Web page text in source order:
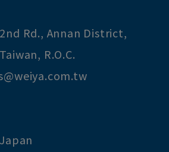
Rd., Annan District,
Taiwan, R.O.C.